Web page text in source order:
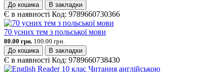
До кошика
В закладки
Є в наявності Код: 9789660730366
70 усних тем з польської мови
80.00 грн. 100.00 грн.
До кошика
В закладки
Є в наявності Код: 9789660738430